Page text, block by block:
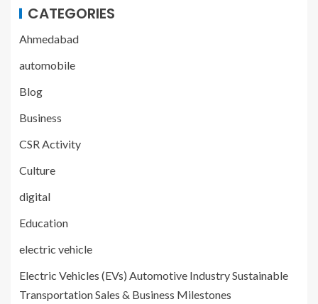
CATEGORIES
Ahmedabad
automobile
Blog
Business
CSR Activity
Culture
digital
Education
electric vehicle
Electric Vehicles (EVs) Automotive Industry Sustainable
Transportation Sales & Business Milestones